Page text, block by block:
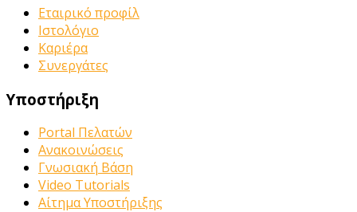
Εταιρικό προφίλ
Ιστολόγιο
Καριέρα
Συνεργάτες
Υποστήριξη
Portal Πελατών
Ανακοινώσεις
Γνωσιακή Βάση
Video Tutorials
Αίτημα Υποστήριξης